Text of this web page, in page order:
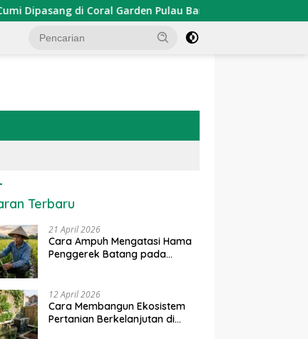
di Coral Garden Pulau Barrang Caddi
IoT dalam
Ekonomi Sumber Daya Lahan:
Terbaru
21 April 2026
Cara Ampuh Mengatasi Hama
Penggerek Batang pada
12 April 2026
Cara Membangun Ekosistem
Pertanian Berkelanjutan di